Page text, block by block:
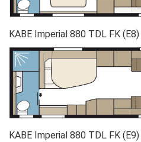
KABE Imperial 880 TDL FK (E8)
KABE Imperial 880 TDL FK (E9)